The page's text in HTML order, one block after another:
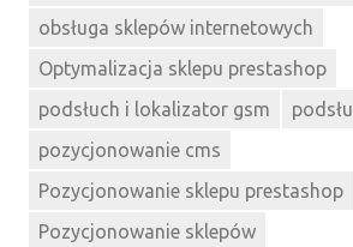
obsługa sklepów internetowych
Optymalizacja sklepu prestashop
podsłuch i lokalizator gsm
pozycjonowanie cms
Pozycjonowanie sklepu prestashop
Pozycjonowanie sklepów